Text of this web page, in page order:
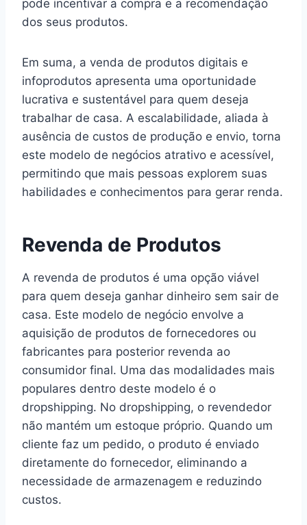
pode incentivar a compra e a recomendação
dos seus produtos.
Em suma, a venda de produtos digitais e
infoprodutos apresenta uma oportunidade
lucrativa e sustentável para quem deseja
trabalhar de casa. A escalabilidade, aliada à
ausência de custos de produção e envio, torna
este modelo de negócios atrativo e acessível,
permitindo que mais pessoas explorem suas
habilidades e conhecimentos para gerar renda.
Revenda de Produtos
A revenda de produtos é uma opção viável
para quem deseja ganhar dinheiro sem sair de
casa. Este modelo de negócio envolve a
aquisição de produtos de fornecedores ou
fabricantes para posterior revenda ao
consumidor final. Uma das modalidades mais
populares dentro deste modelo é o
dropshipping. No dropshipping, o revendedor
não mantém um estoque próprio. Quando um
cliente faz um pedido, o produto é enviado
diretamente do fornecedor, eliminando a
necessidade de armazenagem e reduzindo
custos.